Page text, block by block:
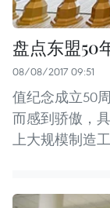
盘点东盟50
08/08/2017 09:51
值纪念成立50
而感到骄傲，
上大规模制造